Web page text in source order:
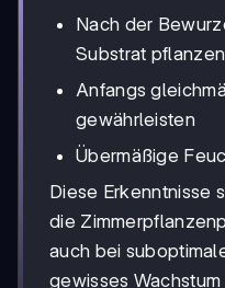
Nach der
Substrat pflanzen
Anfangs
gewährleisten
Übermäßige
Diese Erkenntnisse
die
auch bei
gewisses